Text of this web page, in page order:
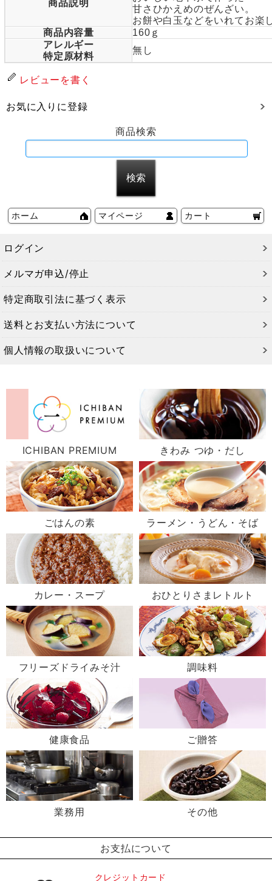
商品説明
甘さひかえめのぜんざい。
お餅や白玉などをいれてお楽
商品内容量
160ｇ
アレルギー
特定原材料
無し
レビューを書く
お気に入りに登録
商品検索
ホーム マイページ カート
ログイン
メルマガ申込/停止
特定商取引法に基づく表示
送料とお支払い方法について
個人情報の取扱いについて
ICHIBAN PREMIUM きわみ つゆ・だし
ごはんの素 ラーメン・うどん・そば
カレー・スープ おひとりさまレトルト
フリーズドライみそ汁 調味料
健康食品 ご贈答
業務用 その他
お支払について
クレジットカード